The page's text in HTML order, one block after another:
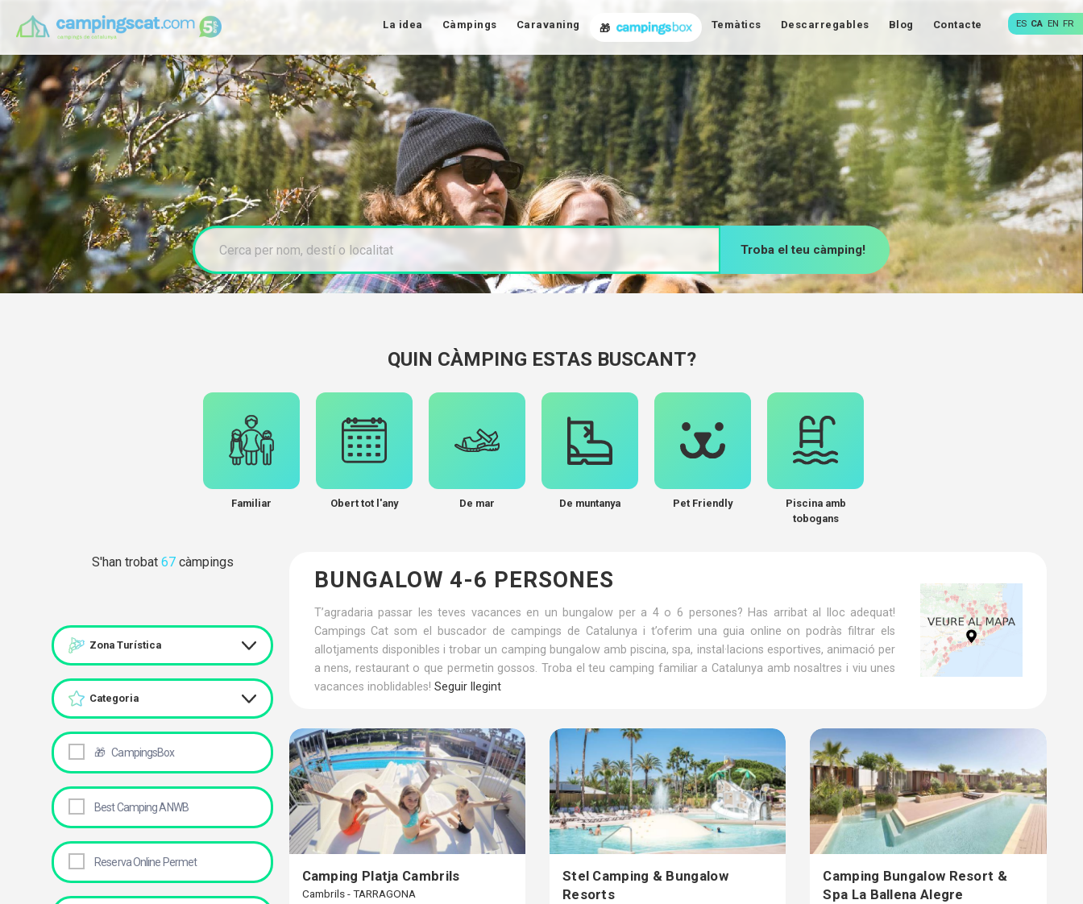
La idea Càmpings Caravaning 🎁 Temàtics Descarregables Blog Contacte ES CA EN FR
Troba el teu càmping!
QUIN CÀMPING ESTAS BUSCANT?
Familiar Obert tot l'any De mar De muntanya Pet Friendly
Piscina amb
tobogans
S'han trobat 67càmpings
Zona Turística
Categoria
🎁 CampingsBox
Best Camping ANWB
Reserva Online Permet
BUNGALOW 4-6 PERSONES
T’agradaria passar les teves vacances en un bungalow per a 4 o 6 persones? Has arribat al lloc adequat!
Campings Cat som el buscador de campings de Catalunya i t’oferim una guia online on podràs filtrar els
allotjaments disponibles i trobar un camping bungalow amb piscina, spa, instal·lacions esportives, animació per
a nens, restaurant o que permetin gossos. Troba el teu camping familiar a Catalunya amb nosaltres i viu unes
vacances inoblidables! Seguir llegint
Camping Platja Cambrils
Cambrils - TARRAGONA
Stel Camping & Bungalow
Resorts
Camping Bungalow Resort &
Spa La Ballena Alegre